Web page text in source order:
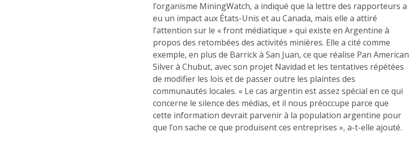
l’organisme MiningWatch, a indiqué que la lettre des rapporteurs a
eu un impact aux États-Unis et au Canada, mais elle a attiré
l’attention sur le « front médiatique » qui existe en Argentine à
propos des retombées des activités minières. Elle a cité comme
exemple, en plus de Barrick à San Juan, ce que réalise Pan American
Silver à Chubut, avec son projet Navidad et les tentatives répétées
de modifier les lois et de passer outre les plaintes des
communautés locales. « Le cas argentin est assez spécial en ce qui
concerne le silence des médias, et il nous préoccupe parce que
cette information devrait parvenir à la population argentine pour
que l’on sache ce que produisent ces entreprises », a-t-elle ajouté.